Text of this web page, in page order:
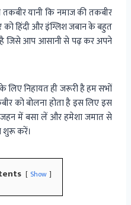
यानी कि नमाज की तकबीर
हिंदी और इंग्लिश जबान के बहुत
जिसे आप आसानी से पढ़ कर अपने
निहायत ही जरूरी है हम सभों
को बोलना होता है इस लिए इस
में बसा लें और हमेशा जमात से
शुरू करें।
Show